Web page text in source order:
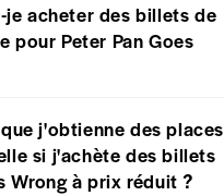
je acheter des billets de
pour Peter Pan Goes
j'obtienne des places
si j'achète des billets
Wrong à prix réduit ?